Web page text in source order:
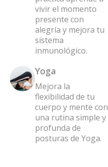
vivir el momento
presente con
alegría y mejora tu
sistema
inmunológico.
Yoga
Mejora la
flexibilidad de tu
cuerpo y mente con
una rutina simple y
profunda de
posturas de Yoga.